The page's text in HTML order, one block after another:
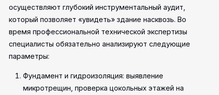
осуществляют глубокий инструментальный аудит,
который позволяет «увидеть» здание насквозь. Во
время профессиональной технической экспертизы
специалисты обязательно анализируют следующие
параметры:
Фундамент и гидроизоляция: выявление
микротрещин, проверка цокольных этажей на